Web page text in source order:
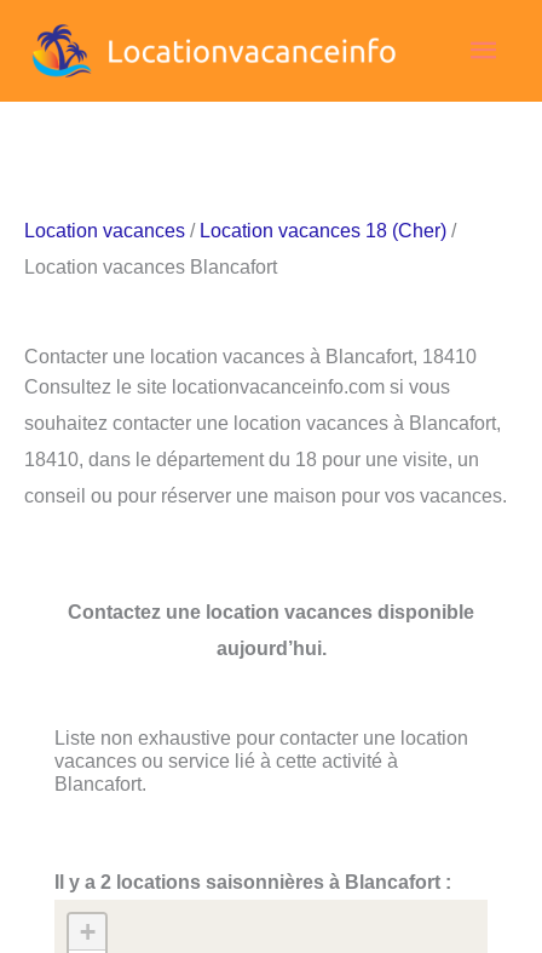
Location vacances / Location vacances 18 (Cher) /
Location vacances Blancafort
Contacter une location vacances à Blancafort, 18410
Consultez le site locationvacanceinfo.com si vous
souhaitez contacter une location vacances à Blancafort,
18410, dans le département du 18 pour une visite, un
conseil ou pour réserver une maison pour vos vacances.
Contactez une location vacances disponible
aujourd’hui.
Liste non exhaustive pour contacter une location
vacances ou service lié à cette activité à
Blancafort.
Il y a 2 locations saisonnières à Blancafort :
+